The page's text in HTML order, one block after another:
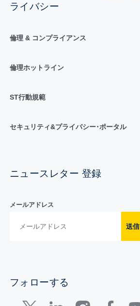
ライバシー
倫理 & コンプライアンス
倫理ホットライン
ST行動規範
セキュリティ&プライバシー･ポータル
ニュースレター 登録
メールアドレス
送信
フォローする